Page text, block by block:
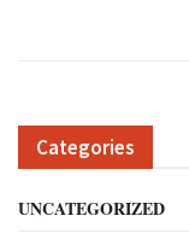
Categories
UNCATEGORIZED